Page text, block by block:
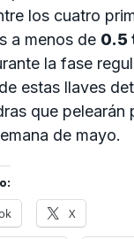
los cuatro
a menos de 0.5
la fase
estas llaves
que pelearán
de mayo.
X